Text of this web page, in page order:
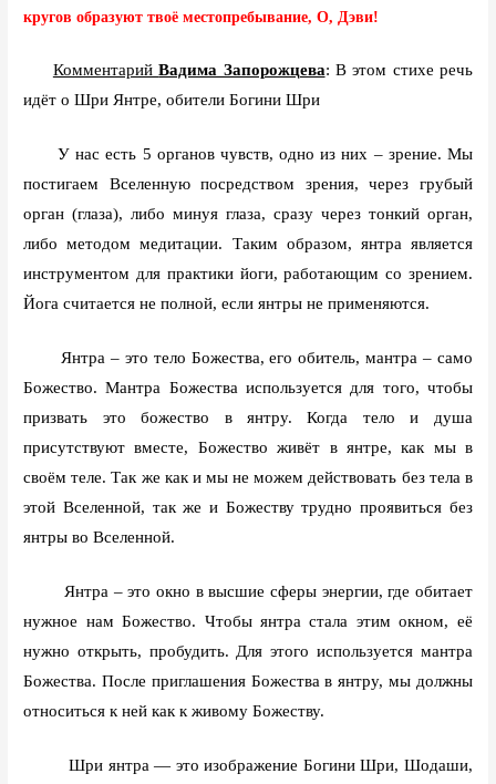
кругов образуют твоё местопребывание, О, Дэви!
КомментарийВадима Запорожцева: В этом стихе речь
идёт о Шри Янтре, обители Богини Шри
У нас есть 5 органов чувств, одно из них – зрение. Мы
постигаем Вселенную посредством зрения, через грубый
орган (глаза), либо минуя глаза, сразу через тонкий орган,
либо методом медитации. Таким образом, янтра является
инструментом для практики йоги, работающим со зрением.
Йога считается не полной, если янтры не применяются.
Янтра – это тело Божества, его обитель, мантра – само
Божество. Мантра Божества используется для того, чтобы
призвать это божество в янтру. Когда тело и душа
присутствуют вместе, Божество живёт в янтре, как мы в
своём теле. Так же как и мы не можем действовать без тела в
этой Вселенной, так же и Божеству трудно проявиться без
янтры во Вселенной.
Янтра – это окно в высшие сферы энергии, где обитает
нужное нам Божество. Чтобы янтра стала этим окном, её
нужно открыть, пробудить. Для этого используется мантра
Божества. После приглашения Божества в янтру, мы должны
относиться к ней как к живому Божеству.
Шри янтра — это изображение Богини Шри, Шодаши,